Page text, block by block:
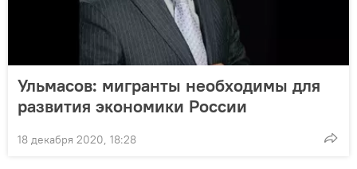
Ульмасов: мигранты необходимы для
развития экономики России
18 декабря 2020, 18:28